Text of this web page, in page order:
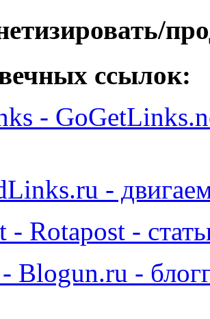
ссылок:
-
-
- Rotapost -
- Blogun.ru -